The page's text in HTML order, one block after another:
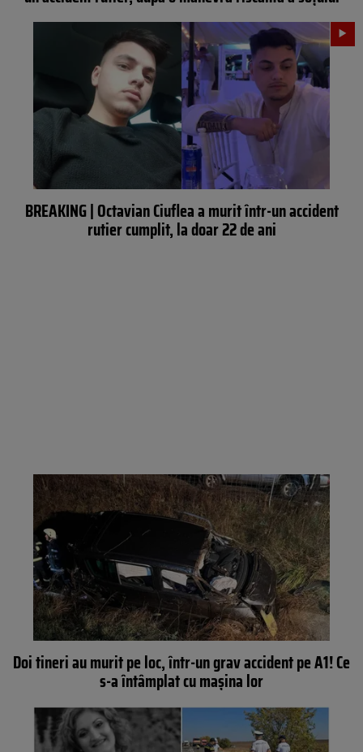
BREAKING | Octavian Ciuflea a murit într-un accident
rutier cumplit, la doar 22 de ani
Doi tineri au murit pe loc, într-un grav accident pe A1! Ce
s-a întâmplat cu maşina lor